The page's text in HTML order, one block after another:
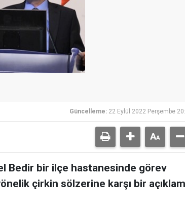
Güncelleme: 22 Eylül 2022 Perşembe
Bedir bir ilçe hastanesinde görev
çirkin sölzerine karşı bir